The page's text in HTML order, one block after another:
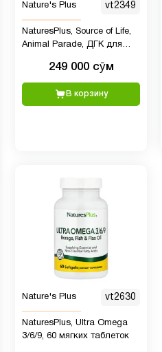
Nature's Plus vt2349
NaturesPlus, Source of Life,
Animal Parade, ДГК для
вишневый вкус, 90
таблеток
249 000 сӯм
В корзину
Nature's Plus vt2630
NaturesPlus, Ultra Omega
3/6/9, 60 мягких таблеток